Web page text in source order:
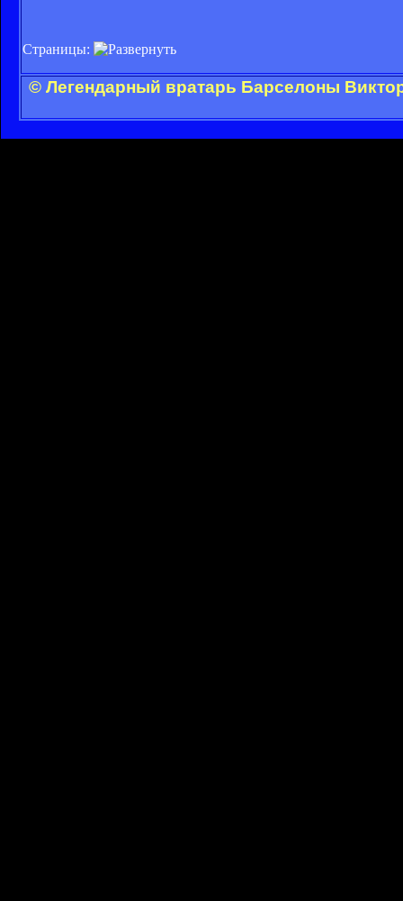
Страницы:
© Легендарный вратарь Барселоны